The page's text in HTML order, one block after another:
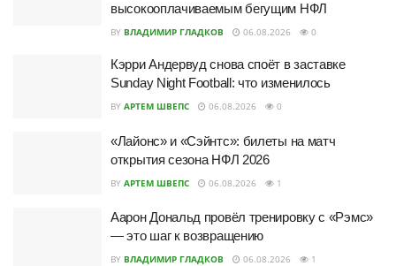
высокооплачиваемым бегущим НФЛ
BY ВЛАДИМИР ГЛАДКОВ 06.08.2026 0
Кэрри Андервуд снова споёт в заставке
Sunday Night Football: что изменилось
BY АРТЕМ ШВЕПС 06.08.2026 0
«Лайонс» и «Сэйнтс»: билеты на матч
открытия сезона НФЛ 2026
BY АРТЕМ ШВЕПС 06.08.2026 1
Аарон Дональд провёл тренировку с «Рэмс»
— это шаг к возвращению
BY ВЛАДИМИР ГЛАДКОВ 06.08.2026 1